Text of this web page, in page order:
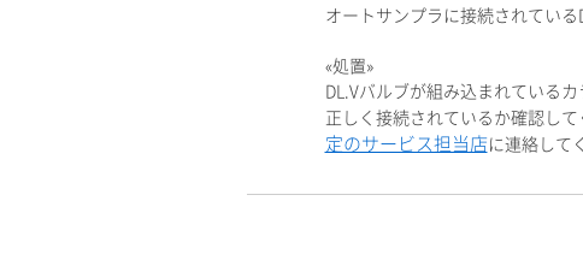
オートサンプラに接続されている
«処置»
DL.Vバルブが組み込まれている
正しく接続されているか確認し
定のサービス担当店に連絡して